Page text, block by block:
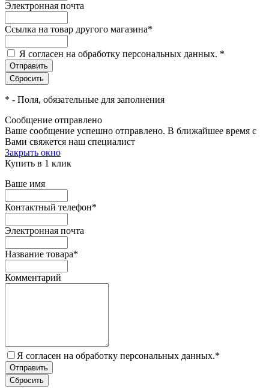
Электронная почта
Ссылка на товар другого магазина*
Я согласен на обработку персональных данных. *
* - Поля, обязательные для заполнения
Сообщение отправлено
Ваше сообщение успешно отправлено. В ближайшее время с
Вами свяжется наш специалист
Закрыть окно
Купить в 1 клик
Ваше имя
Контактный телефон*
Электронная почта
Название товара*
Комментарий
Я согласен на обработку персональных данных.*